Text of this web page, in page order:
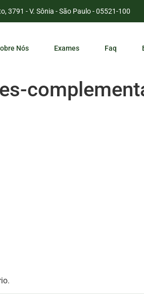
3791 - V. Sônia - São Paulo - 05521-100
Nós Exames Faq